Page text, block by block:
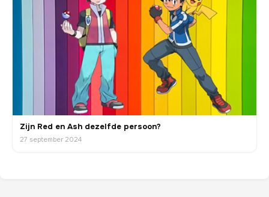
Zijn Red en Ash dezelfde persoon?
27 september 2024